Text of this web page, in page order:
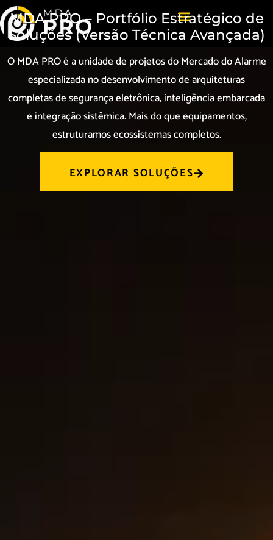
MDA PRO – Portfólio Estratégico de
Soluções (Versão Técnica Avançada)
O MDA PRO é a unidade de projetos do Mercado do Alarme
especializada no desenvolvimento de arquiteturas
completas de segurança eletrônica, inteligência embarcada
e integração sistêmica. Mais do que equipamentos,
estruturamos ecossistemas completos.
EXPLORAR SOLUÇÕES